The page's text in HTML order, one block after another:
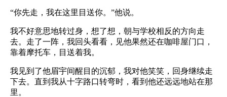
“你先走，我在这里目送你。”他说。
我不好意思地转过身，想了想，朝与学校相反的方向走
去。走了一阵，我回头看看，见他果然还在咖啡屋门口，
靠着摩托车，目送着我。
我见到了他眉宇间醒目的沉郁，我对他笑笑，回身继续走
下去。直到我从十字路口转弯时，看到他还远远地站在那
里。